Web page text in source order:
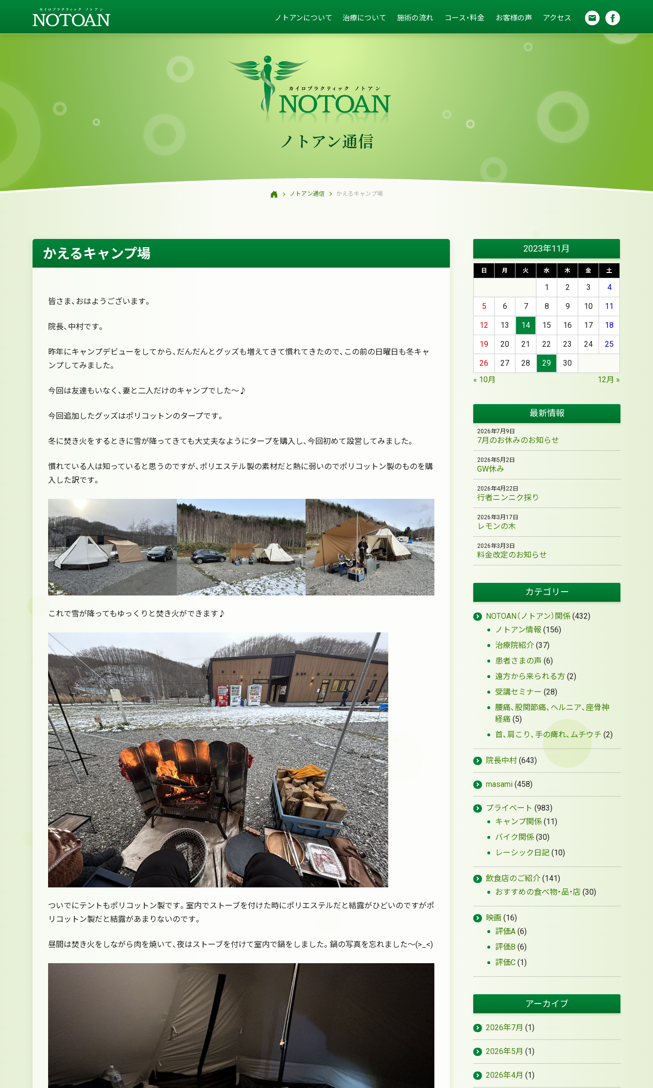
ノトアンについて 治療について 施術の流れ コース・料金 お客様の声 アクセス
ノトアン通信
ノトアン通信 かえるキャンプ場
かえるキャンプ場
皆さま、おはようございます。
院長、中村です。
昨年にキャンプデビューをしてから、だんだんとグッズも増えてきて慣れてきたので、この前の日曜日も冬キャ
ンプしてみました。
今回は友達もいなく、妻と二人だけのキャンプでした～♪
今回追加したグッズはポリコットンのタープです。
冬に焚き火をするときに雪が降ってきても大丈夫なようにタープを購入し、今回初めて設営してみました。
慣れている人は知っていると思うのですが、ポリエステル製の素材だと熱に弱いのでポリコットン製のものを購
入した訳です。
これで雪が降ってもゆっくりと焚き火ができます♪
ついでにテントもポリコットン製です。室内でストーブを付けた時にポリエステルだと結露がひどいのですがポ
リコットン製だと結露があまりないのです。
昼間は焚き火をしながら肉を焼いて、夜はストーブを付けて室内で鍋をしました。鍋の写真を忘れました～(>_<)
2023年11月
日 月 火 水 木 金 土
1 2 3 4
5 6 7 8 9 10 11
12 13 14 15 16 17 18
19 20 21 22 23 24 25
26 27 28 29
30
« 10月
12月 »
最新情報
7月のお休みのお知らせ
2026年7月9日
GW休み
2026年5月2日
行者ニンニク採り
2026年4月22日
レモンの木
2026年3月17日
料金改定のお知らせ
2026年3月3日
カテゴリー
NOTOAN（ノトアン）関係 (432)
ノトアン情報 (156)
治療院紹介 (37)
患者さまの声 (6)
遠方から来られる方 (2)
受講セミナー (28)
腰痛、股関節痛、ヘルニア、座骨神
経痛 (5)
首、肩こり、手の痺れ、ムチウチ (2)
院長中村 (643)
masami (458)
プライベート (983)
キャンプ関係 (11)
バイク関係 (30)
レーシック日記 (10)
飲食店のご紹介 (141)
おすすめの食べ物・品・店 (30)
映画 (16)
評価A (6)
評価B (6)
評価C (1)
アーカイブ
2026年7月 (1)
2026年5月 (1)
2026年4月 (1)